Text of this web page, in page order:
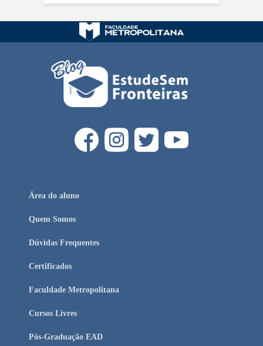
Área do aluno
Quem Somos
Dúvidas Frequentes
Certificados
Faculdade Metropolitana
Cursos Livres
Pós-Graduação EAD